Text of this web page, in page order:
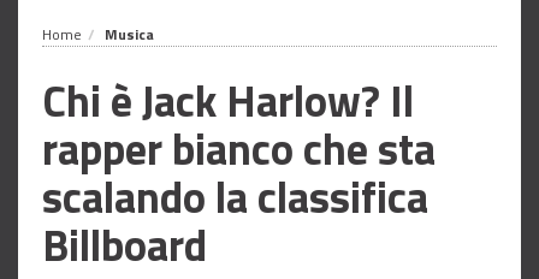
Home Musica
Chi è Jack Harlow? Il
rapper bianco che sta
scalando la classifica
Billboard